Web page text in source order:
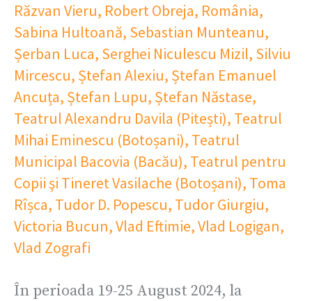
Răzvan Vieru, Robert Obreja, România,
Sabina Hultoană, Sebastian Munteanu,
Șerban Luca, Serghei Niculescu Mizil, Silviu
Mircescu, Ștefan Alexiu, Ștefan Emanuel
Ancuța, Ștefan Lupu, Ștefan Năstase,
Teatrul Alexandru Davila (Pitești), Teatrul
Mihai Eminescu (Botoșani), Teatrul
Municipal Bacovia (Bacău), Teatrul pentru
Copii şi Tineret Vasilache (Botoșani), Toma
Rîșca, Tudor D. Popescu, Tudor Giurgiu,
Victoria Bucun,Vlad Eftimie,Vlad Logigan,
Vlad Zografi
În perioada 19-25 August 2024, la